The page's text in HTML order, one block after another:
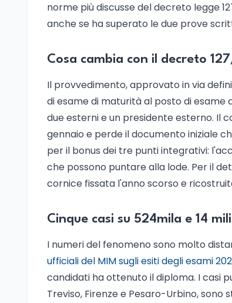
norme più discusse del decreto legge
anche se ha superato le due prove
Cosa cambia con il decreto
Il provvedimento, approvato in via
di esame di maturità al posto di esame
due esterni e un presidente esterno. Il
gennaio e perde il documento iniziale
per il bonus dei tre punti integrativi:
che possono puntare alla lode. Per il
cornice fissata l'anno scorso e
Cinque casi su 524mila e 14
I numeri del fenomeno sono molto
ufficiali del MIM sugli esiti degli esami
candidati ha ottenuto il diploma. I casi
Treviso, Firenze e Pesaro-Urbino, sono